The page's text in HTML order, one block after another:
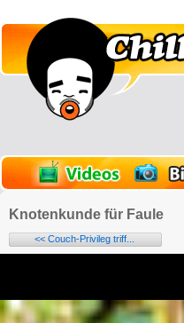
Knotenkunde für Faule
<< Couch-Privileg triff...